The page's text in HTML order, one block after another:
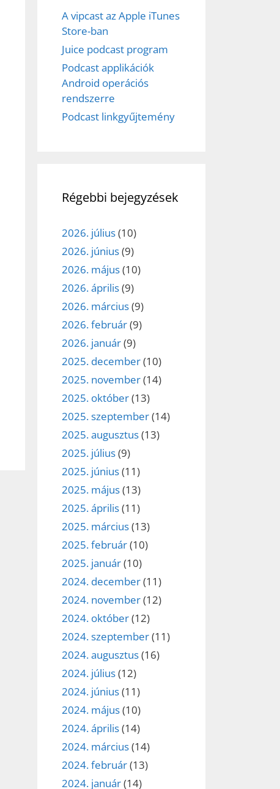
A vipcast az Apple iTunes
Store-ban
Juice podcast program
Podcast applikációk
Android operációs
rendszerre
Podcast linkgyűjtemény
Régebbi bejegyzések
2026. július(10)
2026. június(9)
2026. május(10)
2026. április(9)
2026. március(9)
2026. február(9)
2026. január(9)
2025. december(10)
2025. november(14)
2025. október(13)
2025. szeptember(14)
2025. augusztus(13)
2025. július(9)
2025. június(11)
2025. május(13)
2025. április(11)
2025. március(13)
2025. február(10)
2025. január(10)
2024. december(11)
2024. november(12)
2024. október(12)
2024. szeptember(11)
2024. augusztus(16)
2024. július(12)
2024. június(11)
2024. május(10)
2024. április(14)
2024. március(14)
2024. február(13)
2024. január(14)